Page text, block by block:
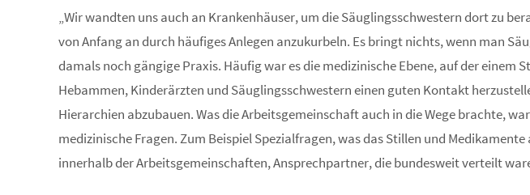
„Wir wandten uns auch an Krankenhäuser, um die Säuglingsschwestern dort zu
von Anfang an durch häufiges Anlegen anzukurbeln. Es bringt nichts, wenn man
damals noch gängige Praxis. Häufig war es die medizinische Ebene, auf der einem
Hebammen, Kinderärzten und Säuglingsschwestern einen guten Kontakt
Hierarchien abzubauen. Was die Arbeitsgemeinschaft auch in die Wege brachte,
medizinische Fragen. Zum Beispiel Spezialfragen, was das Stillen und
innerhalb der Arbeitsgemeinschaften, Ansprechpartner, die bundesweit verteilt